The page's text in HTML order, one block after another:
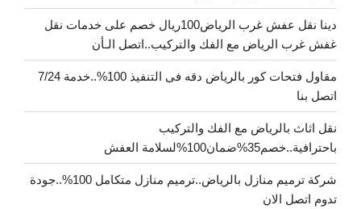
دينا نقل عفش غرب الرياض100ريال خصم على خدمات نقل
غفش غرب الرياض مع الفك والتركيب..اتصل الـأن
مقاول فتحات كور بالرياض دقه فى التنفيذ 100%..خدمة 7/24
اتصل بنا
نقل اثاث بالرياض مع الفك والتركيب
باحترافية..خصم35%ضمان100%لسلامة العفش
شركة ترميم منازل بالرياض..ترميم منازل متكامل 100%..جودة
تدوم اتصل الان